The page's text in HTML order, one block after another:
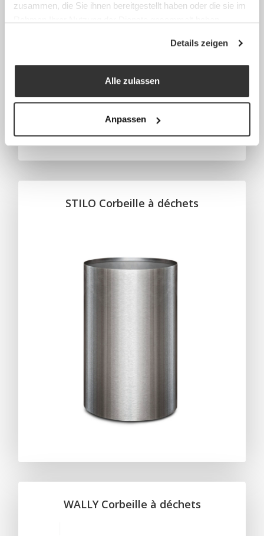
zusammen, die Sie ihnen bereitgestellt haben oder die sie im
Details zeigen
Alle zulassen
Anpassen
STILO Corbeille à déchets
WALLY Corbeille à déchets